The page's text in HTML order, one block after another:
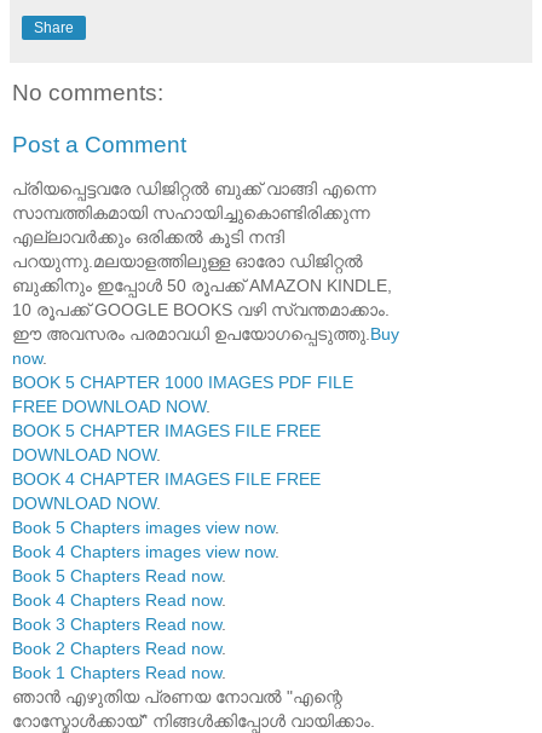
Share
No comments:
Post a Comment
പ്രിയപ്പെട്ടവരേ ഡിജിറ്റൽ ബുക്ക് വാങ്ങി എന്നെ
സാമ്പത്തികമായി സഹായിച്ചുകൊണ്ടിരിക്കുന്ന
എല്ലാവർക്കും ഒരിക്കൽ കൂടി നന്ദി
പറയുന്നു.മലയാളത്തിലുള്ള ഓരോ ഡിജിറ്റൽ
ബുക്കിനും ഇപ്പോൾ 50 രൂപക്ക് AMAZON KINDLE,
10 രൂപക്ക് GOOGLE BOOKS വഴി സ്വന്തമാക്കാം.
ഈ അവസരം പരമാവധി ഉപയോഗപ്പെടുത്തു. Buy
now.
BOOK 5 CHAPTER 1000 IMAGES PDF FILE
FREE DOWNLOAD NOW.
BOOK 5 CHAPTER IMAGES FILE FREE
DOWNLOAD NOW.
BOOK 4 CHAPTER IMAGES FILE FREE
DOWNLOAD NOW.
Book 5 Chapters images view now.
Book 4 Chapters images view now.
Book 5 Chapters Read now.
Book 4 Chapters Read now.
Book 3 Chapters Read now.
Book 2 Chapters Read now.
Book 1 Chapters Read now.
ഞാൻ എഴുതിയ പ്രണയ നോവൽ "എന്റെ
റോസ്മോൾക്കായ്" നിങ്ങൾക്കിപ്പോൾ വായിക്കാം.